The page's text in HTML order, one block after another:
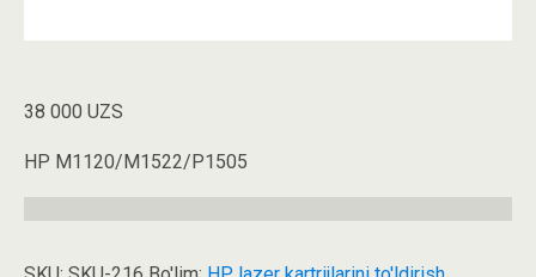
38 000 UZS
HP M1120/M1522/P1505